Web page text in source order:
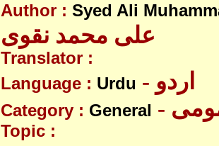
Author : Syed Ali
علی محمد نقوی
Translator :
Language : Urdu - اردو
Category : General
Topic :